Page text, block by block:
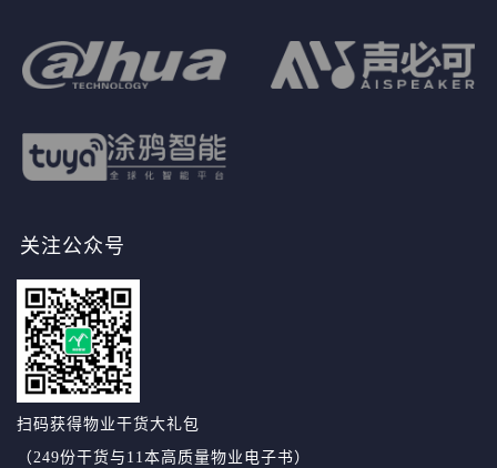
关注公众号
扫码获得物业干货大礼包
（249份干货与11本高质量物业电子书）